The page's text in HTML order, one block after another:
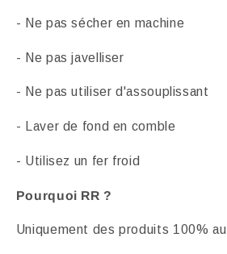
- Ne pas sécher en machine
- Ne pas javelliser
- Ne pas utiliser d'assouplissant
- Laver de fond en comble
- Utilisez un fer froid
Pourquoi RR ?
Uniquement des produits 100%